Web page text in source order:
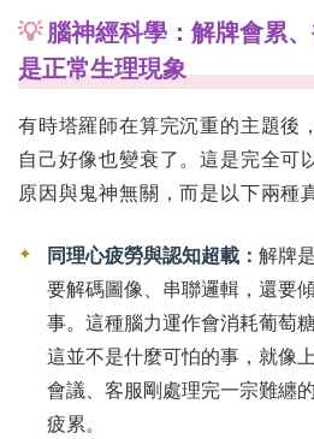
💡腦神經科學：解牌會累
是正常生理現象
有時塔羅師在算完沉重的主題後
自己好像也變衰了。這是完全可
原因與鬼神無關，而是以下兩種
✦ 同理心疲勞與認知超載： 解牌
要解碼圖像、串聯邏輯，還要
事。這種腦力運作會消耗葡萄
這並不是什麼可怕的事，就像
會議、客服剛處理完一宗難纏
疲累。